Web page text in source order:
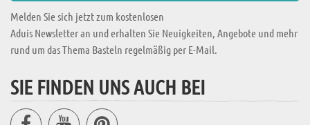
Melden Sie sich jetzt zum kostenlosen
Aduis Newsletter an und erhalten Sie Neuigkeiten, Angebote und mehr
rund um das Thema Basteln regelmäßig per E-Mail.
SIE FINDEN UNS AUCH BEI